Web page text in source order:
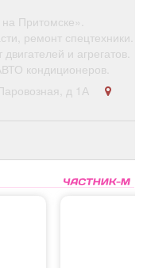
Погода
Притомске».
ремонт спецтехники.
и агрегатов.
кондиционеров.
д 1А